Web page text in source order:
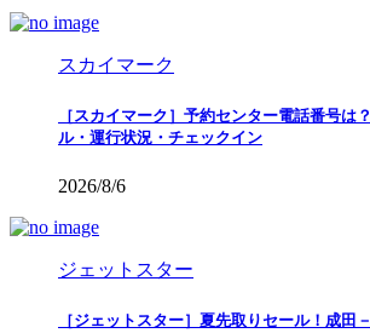
スカイマーク
［スカイマーク］予約センター電話番号は
ル・運行状況・チェックイン
2026/8/6
ジェットスター
［ジェットスター］夏先取りセール！成田